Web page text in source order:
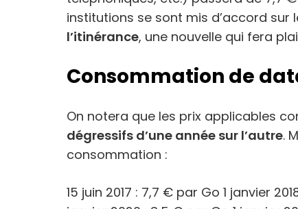
institutions se sont mis d’accord sur
l’itinérance, une nouvelle qui fera
Consommation de
On notera que les prix applicables
dégressifs d’une année sur l’autre.
consommation :
15 juin 2017 : 7,7 € par Go 1 janvier